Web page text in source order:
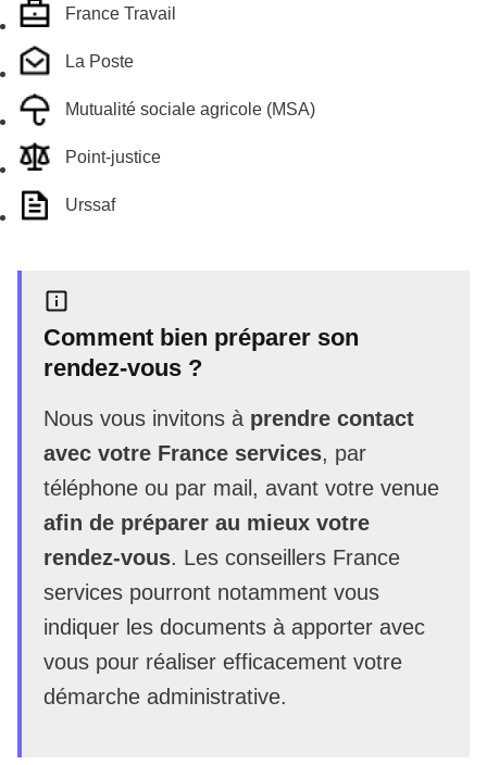
France Travail
La Poste
Mutualité sociale agricole (MSA)
Point-justice
Urssaf
Comment bien préparer son
rendez-vous ?
Nous vous invitons à prendre contact
avec votre France services, par
téléphone ou par mail, avant votre venue
afin de préparer au mieux votre
rendez-vous. Les conseillers France
services pourront notamment vous
indiquer les documents à apporter avec
vous pour réaliser efficacement votre
démarche administrative.